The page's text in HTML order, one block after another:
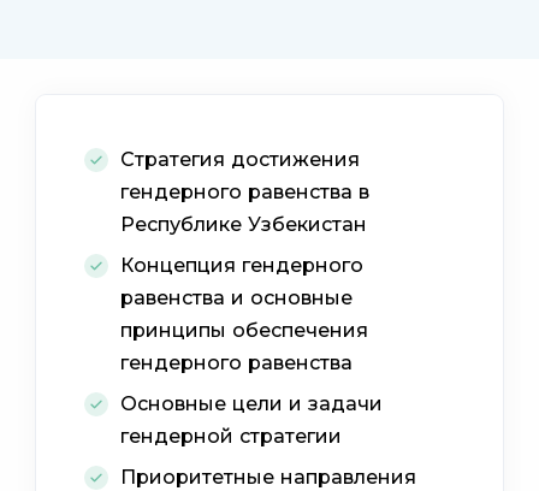
Стратегия достижения
гендерного равенства в
Республике Узбекистан
Концепция гендерного
равенства и основные
принципы обеспечения
гендерного равенства
Основные цели и задачи
гендерной стратегии
Приоритетные направления